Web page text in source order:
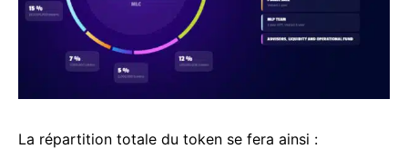
La répartition totale du token se fera ainsi :